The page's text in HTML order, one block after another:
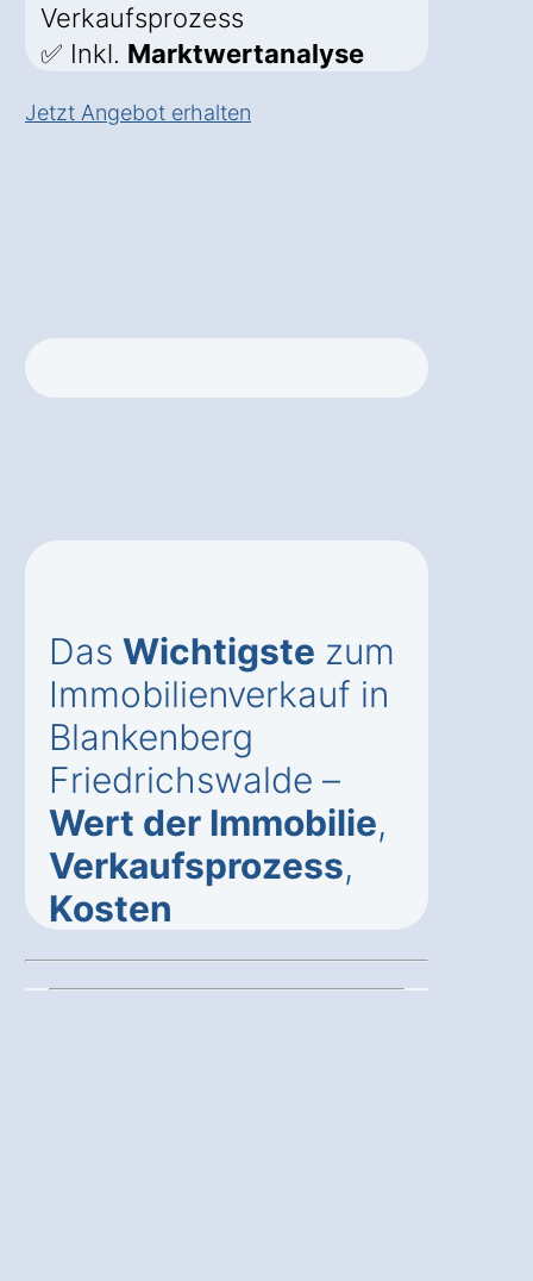
Verkaufsprozess
✅ Inkl. Marktwertanalyse
Jetzt Angebot erhalten
Das Wichtigste zum
Immobilienverkauf in
Blankenberg
Friedrichswalde –
Wert der Immobilie,
Verkaufsprozess,
Kosten